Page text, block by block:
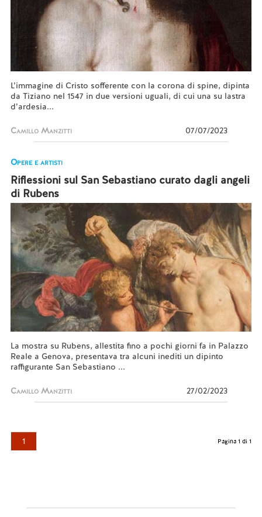
L’immagine di Cristo sofferente con la corona di spine, dipinta
da Tiziano nel 1547 in due versioni uguali, di cui una su lastra
d’ardesia...
Camillo Manzitti 07/07/2023
Opere e artisti
Riflessioni sul San Sebastiano curato dagli angeli
di Rubens
La mostra su Rubens, allestita fino a pochi giorni fa in Palazzo
Reale a Genova, presentava tra alcuni inediti un dipinto
raffigurante San Sebastiano ...
Camillo Manzitti 27/02/2023
1 Pagina 1 di 1